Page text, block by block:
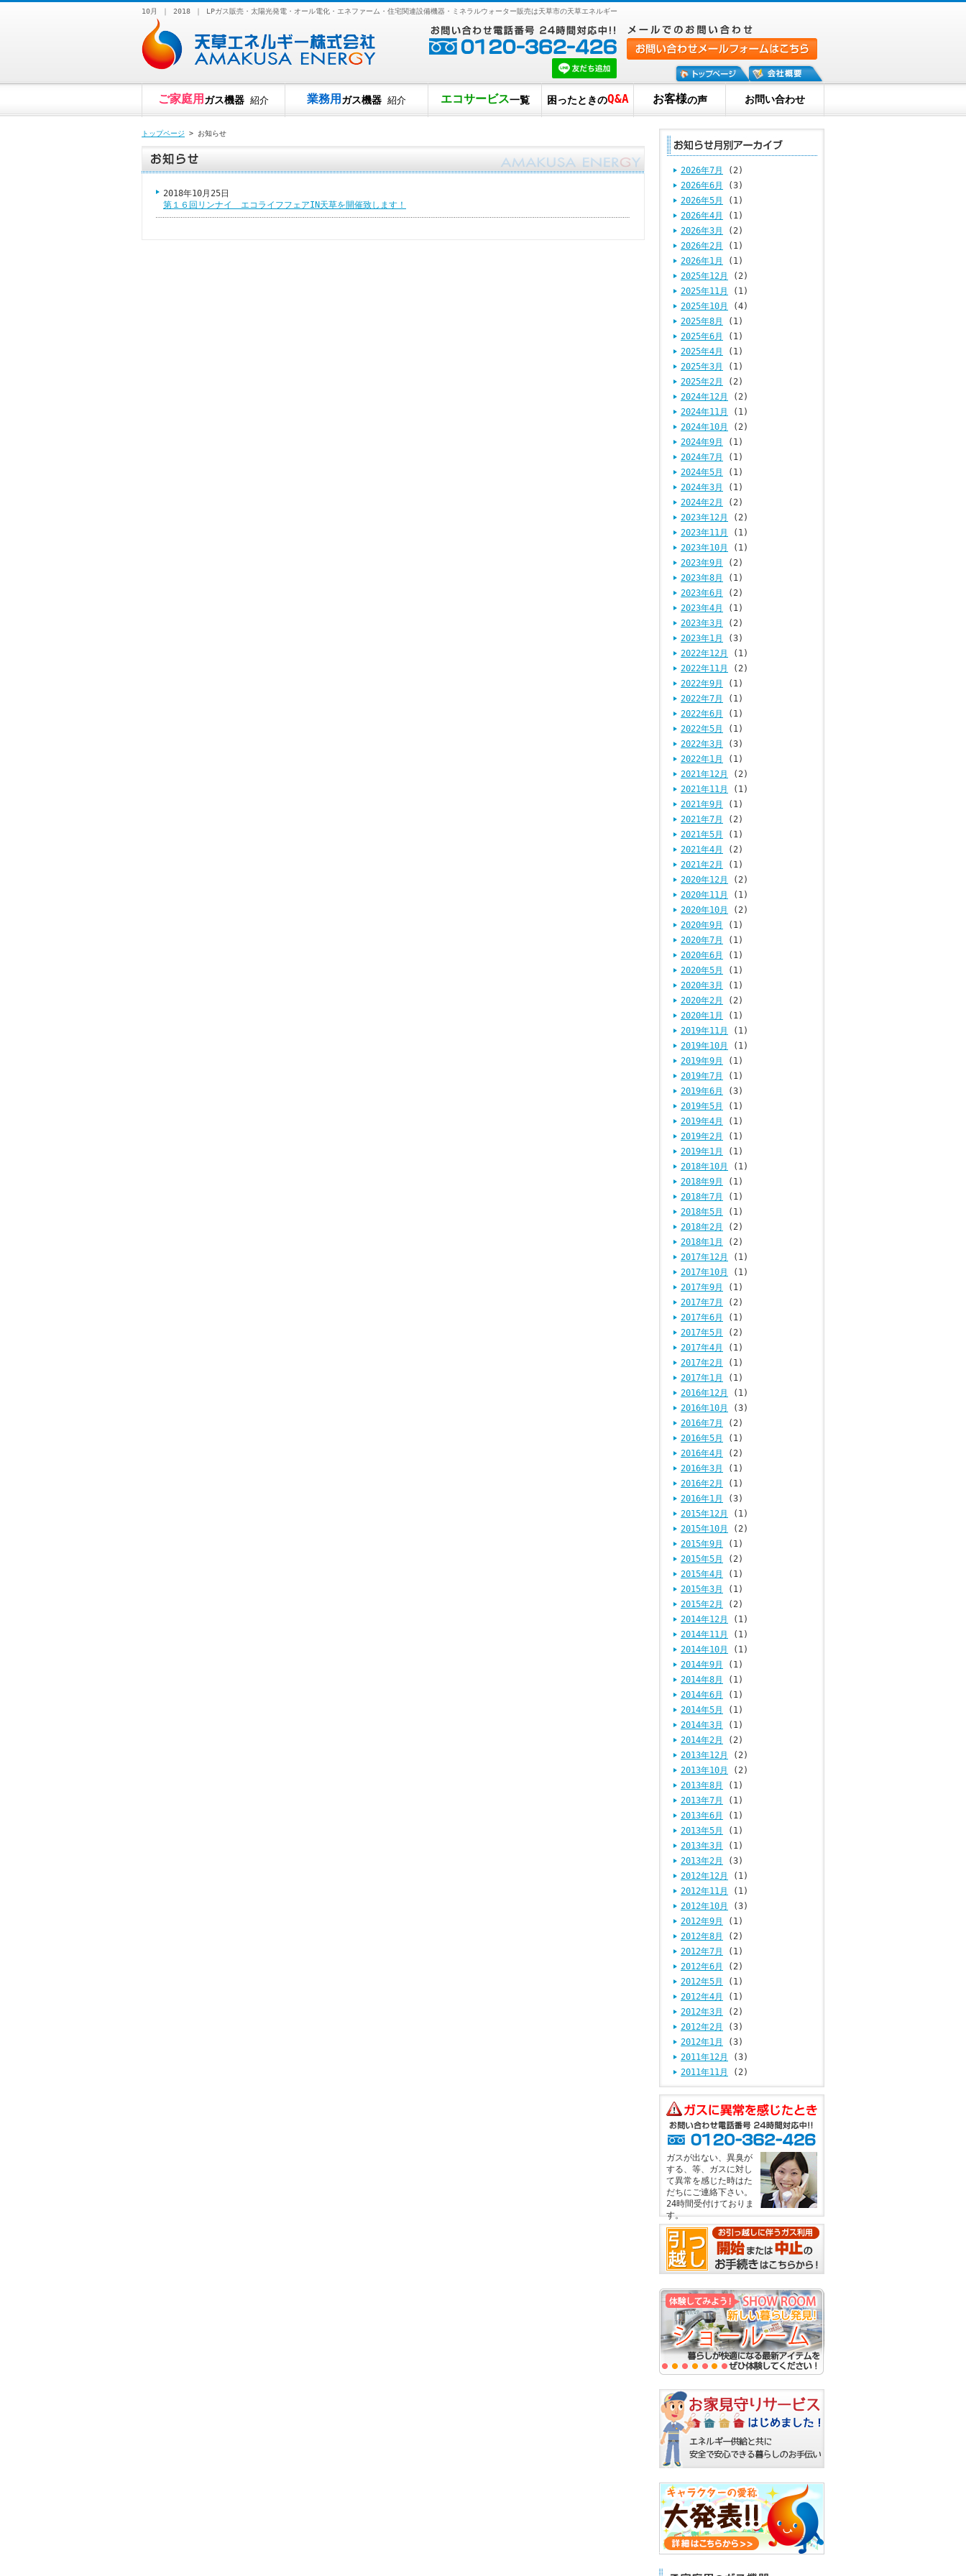
10月 ｜ 2018 ｜ LPガス販売・太陽光発電・オール電化・エネファーム・住宅関連設備機器・ミネラルウォーター販売は天草市の天草エネルギー
ご家庭用 ガス機器 紹介 業務用 ガス機器 紹介 エコサービス一覧 困ったときのQ&A お客様の声 お問い合わせ
トップページ > お知らせ
2018年10月25日
第１６回リンナイ エコライフフェアIN天草を開催致します！
2026年7月
(2)
2026年6月
(3)
2026年5月
(1)
2026年4月
(1)
2026年3月
(2)
2026年2月
(1)
2026年1月
(1)
2025年12月
(2)
2025年11月
(1)
2025年10月
(4)
2025年8月
(1)
2025年6月
(1)
2025年4月
(1)
2025年3月
(1)
2025年2月
(2)
2024年12月
(2)
2024年11月
(1)
2024年10月
(2)
2024年9月
(1)
2024年7月
(1)
2024年5月
(1)
2024年3月
(1)
2024年2月
(2)
2023年12月
(2)
2023年11月
(1)
2023年10月
(1)
2023年9月
(2)
2023年8月
(1)
2023年6月
(2)
2023年4月
(1)
2023年3月
(2)
2023年1月
(3)
2022年12月
(1)
2022年11月
(2)
2022年9月
(1)
2022年7月
(1)
2022年6月
(1)
2022年5月
(1)
2022年3月
(3)
2022年1月
(1)
2021年12月
(2)
2021年11月
(1)
2021年9月
(1)
2021年7月
(2)
2021年5月
(1)
2021年4月
(2)
2021年2月
(1)
2020年12月
(2)
2020年11月
(1)
2020年10月
(2)
2020年9月
(1)
2020年7月
(1)
2020年6月
(1)
2020年5月
(1)
2020年3月
(1)
2020年2月
(2)
2020年1月
(1)
2019年11月
(1)
2019年10月
(1)
2019年9月
(1)
2019年7月
(1)
2019年6月
(3)
2019年5月
(1)
2019年4月
(1)
2019年2月
(1)
2019年1月
(1)
2018年10月
(1)
2018年9月
(1)
2018年7月
(1)
2018年5月
(1)
2018年2月
(2)
2018年1月
(2)
2017年12月
(1)
2017年10月
(1)
2017年9月
(1)
2017年7月
(2)
2017年6月
(1)
2017年5月
(2)
2017年4月
(1)
2017年2月
(1)
2017年1月
(1)
2016年12月
(1)
2016年10月
(3)
2016年7月
(2)
2016年5月
(1)
2016年4月
(2)
2016年3月
(1)
2016年2月
(1)
2016年1月
(3)
2015年12月
(1)
2015年10月
(2)
2015年9月
(1)
2015年5月
(2)
2015年4月
(1)
2015年3月
(1)
2015年2月
(2)
2014年12月
(1)
2014年11月
(1)
2014年10月
(1)
2014年9月
(1)
2014年8月
(1)
2014年6月
(1)
2014年5月
(1)
2014年3月
(1)
2014年2月
(2)
2013年12月
(2)
2013年10月
(2)
2013年8月
(1)
2013年7月
(1)
2013年6月
(1)
2013年5月
(1)
2013年3月
(1)
2013年2月
(3)
2012年12月
(1)
2012年11月
(1)
2012年10月
(3)
2012年9月
(1)
2012年8月
(2)
2012年7月
(1)
2012年6月
(2)
2012年5月
(1)
2012年4月
(1)
2012年3月
(2)
2012年2月
(3)
2012年1月
(3)
2011年12月
(3)
2011年11月
(2)
ガスが出ない、異臭が
する、等、ガスに対し
て異常を感じた時はた
だちにご連絡下さい。
24時間受付けておりま
す。